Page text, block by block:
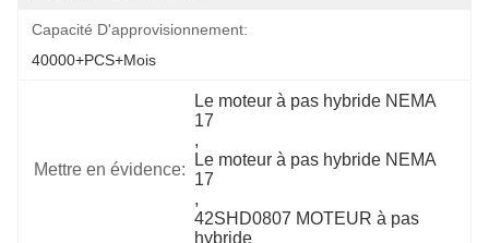
Capacité D'approvisionnement:
40000+PCS+mois
Mettre en évidence:
Le moteur à pas hybride NEMA
17
,
Le moteur à pas hybride NEMA
17
,
42SHD0807 MOTEUR à pas
hybride